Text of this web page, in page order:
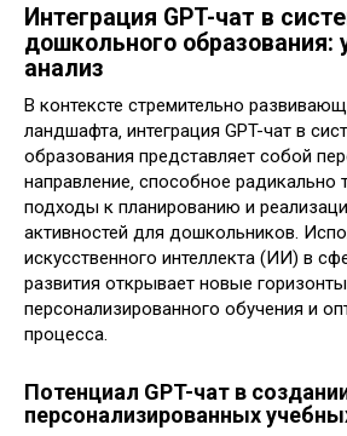
Интеграция GPT-чат в
дошкольного образования:
анализ
В контексте стремительно
ландшафта‚ интеграция GPT-чат в
образования представляет собой
направление‚ способное радикально
подходы к планированию и
активностей для дошкольников.
искусственного интеллекта (ИИ) в
развития открывает новые
персонализированного обучения и
процесса.
Потенциал GPT-чат в
персонализированных